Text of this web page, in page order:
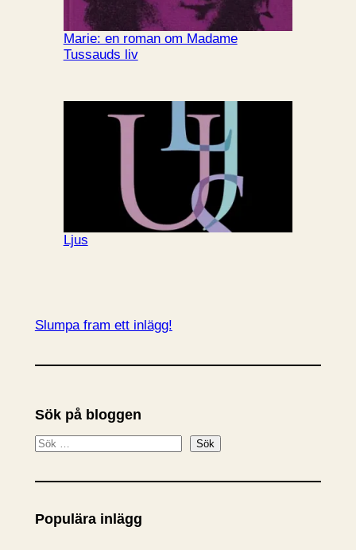
Marie: en roman om Madame
Tussauds liv
Ljus
Slumpa fram ett inlägg!
Sök på bloggen
S
k
Sök
Populära inlägg